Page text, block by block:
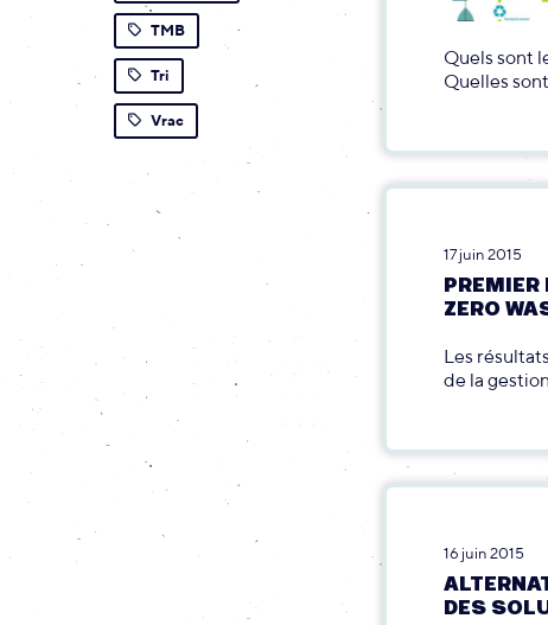
TMB
Tri
Vrac
Quels sont
Quelles
17 juin 2015
PREMIER
ZERO
Les
de la
16 juin 2015
DES